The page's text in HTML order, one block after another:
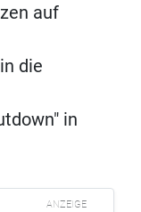
auf
die
in
ANZEIGE